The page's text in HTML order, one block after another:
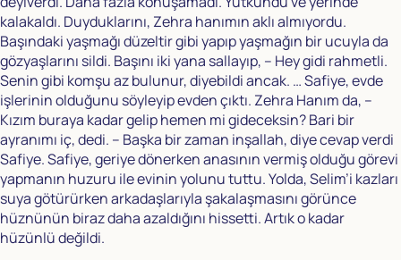
kalakaldı. Duyduklarını, Zehra hanımın aklı almıyordu.
Başındaki yaşmağı düzeltir gibi yapıp yaşmağın bir ucuyla da
gözyaşlarını sildi. Başını iki yana sallayıp, – Hey gidi rahmetli.
Senin gibi komşu az bulunur, diyebildi ancak. … Safiye, evde
işlerinin olduğunu söyleyip evden çıktı. Zehra Hanım da, –
Kızım buraya kadar gelip hemen mi gideceksin? Bari bir
ayranımı iç, dedi. – Başka bir zaman inşallah, diye cevap verdi
Safiye. Safiye, geriye dönerken anasının vermiş olduğu görevi
yapmanın huzuru ile evinin yolunu tuttu. Yolda, Selim’i kazları
suya götürürken arkadaşlarıyla şakalaşmasını görünce
hüznünün biraz daha azaldığını hissetti. Artık o kadar
hüzünlü değildi.